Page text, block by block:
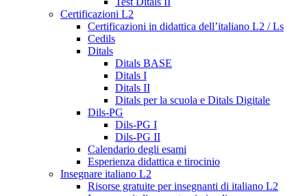
Certificazioni L2
Certificazioni in didattica dell’italiano L2 / Ls
Cedils
Ditals
Ditals BASE
Ditals I
Ditals II
Ditals per la scuola e Ditals Digitale
Dils-PG
Dils-PG I
Dils-PG II
Calendario degli esami
Esperienza didattica e tirocinio
Insegnare italiano L2
Risorse gratuite per insegnanti di italiano L2